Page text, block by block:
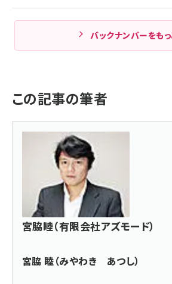
バックナンバーをも
この記事の筆者
宮脇睦（有限会社アズモード）
宮脇 睦（みやわき あつし）